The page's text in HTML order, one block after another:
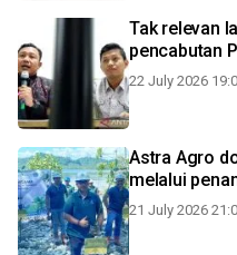
Tak relevan
pencabutan
22 July 2026
Astra Agro
melalui
21 July 2026